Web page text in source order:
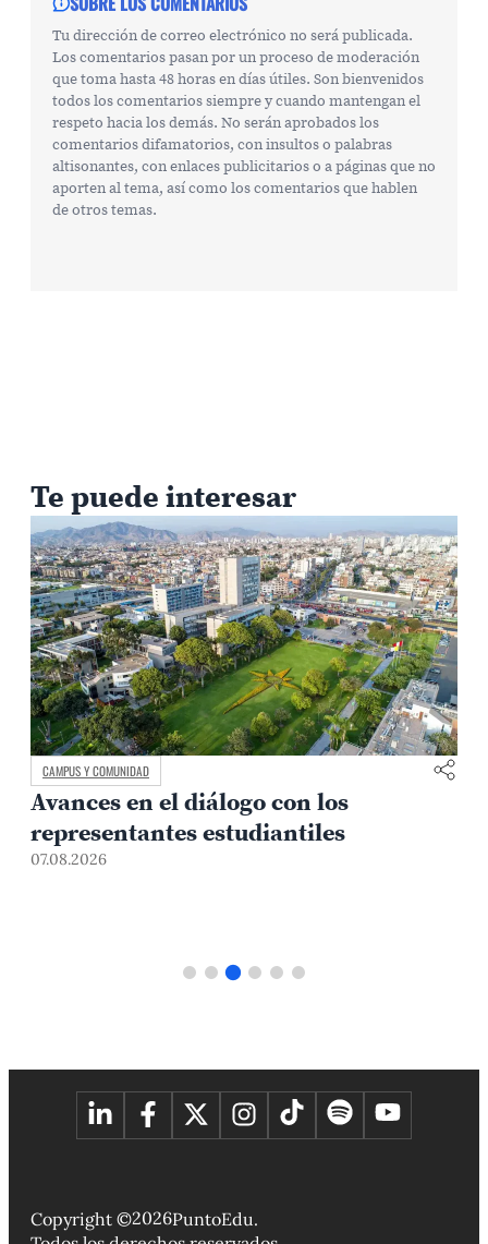
Tu dirección de correo electrónico no será publicada.
Los comentarios pasan por un proceso de moderación
que toma hasta 48 horas en días útiles. Son bienvenidos
todos los comentarios siempre y cuando mantengan el
respeto hacia los demás. No serán aprobados los
comentarios difamatorios, con insultos o palabras
altisonantes, con enlaces publicitarios o a páginas que no
aporten al tema, así como los comentarios que hablen
de otros temas.
Te puede interesar
CAMPUS Y COMUNIDAD
Avances en el diálogo con los
representantes estudiantiles
07.08.2026
Copyright ©2026PuntoEdu.